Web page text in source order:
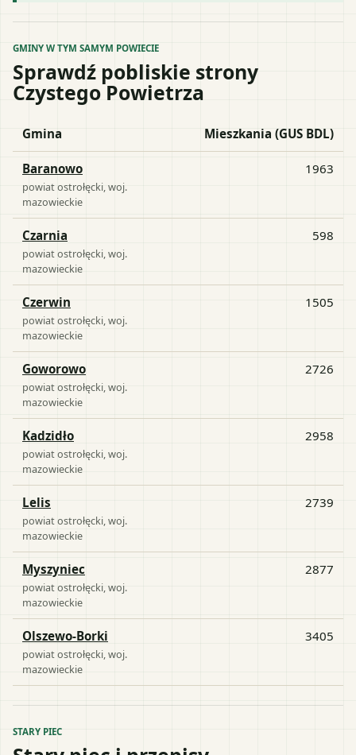
GMINY W TYM SAMYM POWIECIE
Sprawdź pobliskie strony
Czystego Powietrza
Gmina Mieszkania (GUS BDL)
Baranowo
powiatostrołęcki , woj.
mazowieckie
1963
Czarnia
powiatostrołęcki , woj.
mazowieckie
598
Czerwin
powiatostrołęcki , woj.
mazowieckie
1505
Goworowo
powiatostrołęcki , woj.
mazowieckie
2726
Kadzidło
powiatostrołęcki , woj.
mazowieckie
2958
Lelis
powiatostrołęcki , woj.
mazowieckie
2739
Myszyniec
powiatostrołęcki , woj.
mazowieckie
2877
Olszewo-Borki
powiatostrołęcki , woj.
mazowieckie
3405
STARY PIEC